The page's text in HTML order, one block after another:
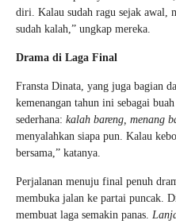
diri. Kalau sudah ragu sejak awal,
sudah kalah,” ungkap mereka.
Drama di Laga Final
Fransta Dinata, yang juga bagian
kemenangan tahun ini sebagai
sederhana: kalah bareng, menang
menyalahkan siapa pun. Kalau
bersama,” katanya.
Perjalanan menuju final penuh
membuka jalan ke partai puncak.
membuat laga semakin panas.